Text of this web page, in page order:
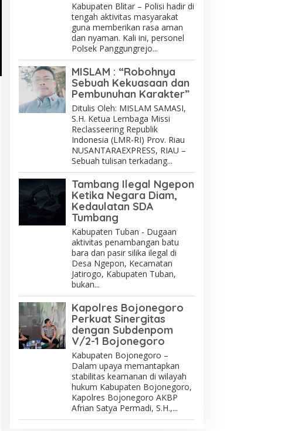
Kabupaten Blitar – Polisi hadir di
tengah aktivitas masyarakat
guna memberikan rasa aman
dan nyaman. Kali ini, personel
Polsek Panggungrejo...
MISLAM : “Robohnya
Sebuah Kekuasaan dan
Pembunuhan Karakter”
Ditulis Oleh: MISLAM SAMASI,
S.H. Ketua Lembaga Missi
Reclasseering Republik
Indonesia (LMR-RI) Prov. Riau
NUSANTARAEXPRESS, RIAU –
Sebuah tulisan terkadang...
Tambang Ilegal Ngepon
Ketika Negara Diam,
Kedaulatan SDA
Tumbang
Kabupaten Tuban - Dugaan
aktivitas penambangan batu
bara dan pasir silika ilegal di
Desa Ngepon, Kecamatan
Jatirogo, Kabupaten Tuban,
bukan...
Kapolres Bojonegoro
Perkuat Sinergitas
dengan Subdenpom
V/2-1 Bojonegoro
Kabupaten Bojonegoro –
Dalam upaya memantapkan
stabilitas keamanan di wilayah
hukum Kabupaten Bojonegoro,
Kapolres Bojonegoro AKBP
Afrian Satya Permadi, S.H.,...